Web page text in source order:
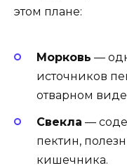
этом плане:
Морковь —
источников
отварном
Свекла —
пектин,
кишечника.